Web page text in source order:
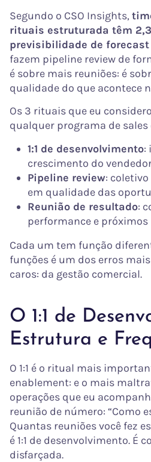
Segundo o CSO Insights,
rituais estruturada têm
previsibilidade de forecast
fazem pipeline review de
é sobre mais reuniões: é
qualidade do que acontece
Os 3 rituais que eu
qualquer programa de sales
1:1 de desenvolvimento:
crescimento do
Pipeline review:
em qualidade das
Reunião de resultado:
performance e próximos
Cada um tem função
funções é um dos erros
caros: da gestão comercial.
O 1:1 de
Estrutura e
O 1:1 é o ritual mais
enablement: e o mais
operações que eu
reunião de número: “Como
Quantas reuniões você fez
é 1:1 de desenvolvimento. É
disfarçada.